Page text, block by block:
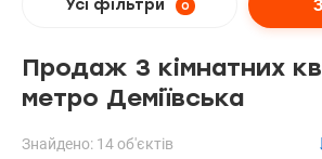
Усі фільтри 0
Продаж 3 кімнатних
метро Деміївська
Знайдено: 14 об'єктів